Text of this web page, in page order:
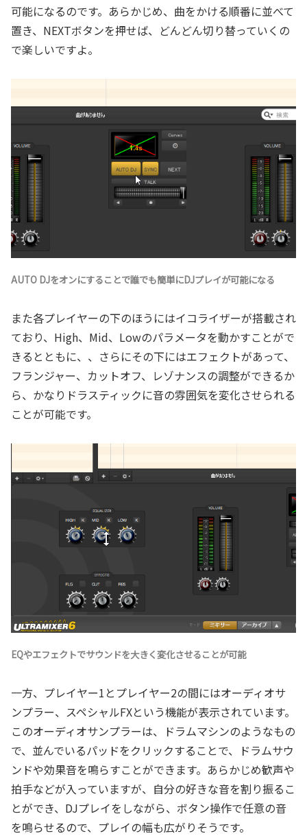
可能になるのです。あらかじめ、曲をかける順番に並べて
置き、NEXTボタンを押せば、どんどん切り替っていくの
で楽しいですよ。
AUTO DJをオンにすることで誰でも簡単にDJプレイが可能になる
また各プレイヤーの下のほうにはイコライザーが搭載され
ており、High、Mid、Lowのパラメータを動かすことがで
きるとともに、、さらにその下にはエフェクトがあって、
フランジャー、カットオフ、レゾナンスの調整ができるか
ら、かなりドラスティックに音の雰囲気を変化させられる
ことが可能です。
EQやエフェクトでサウンドを大きく変化させることが可能
一方、プレイヤー1とプレイヤー2の間にはオーディオサ
ンプラー、スペシャルFXという機能が表示されています。
このオーディオサンプラーは、ドラムマシンのようなもの
で、並んでいるパッドをクリックすることで、ドラムサウ
ンドや効果音を鳴らすことができます。あらかじめ歓声や
拍手などが入っていますが、自分の好きな音を割り振るこ
とができ、DJプレイをしながら、ボタン操作で任意の音
を鳴らせるので、プレイの幅も広がりそうです。